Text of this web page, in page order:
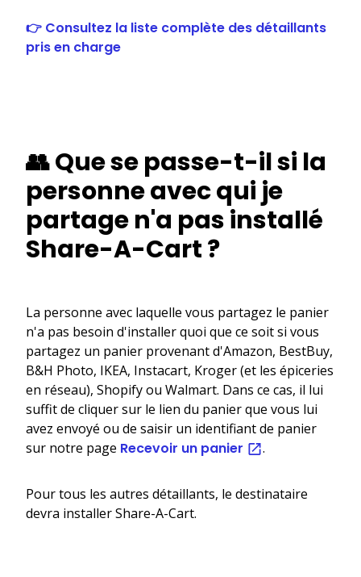
👉 Consultez la liste complète des détaillants
pris en charge
👥 Que se passe-t-il si la
personne avec qui je
partage n'a pas installé
Share-A-Cart ?
La personne avec laquelle vous partagez le panier
n'a pas besoin d'installer quoi que ce soit si vous
partagez un panier provenant d'Amazon, BestBuy,
B&H Photo, IKEA, Instacart, Kroger (et les épiceries
en réseau), Shopify ou Walmart. Dans ce cas, il lui
suffit de cliquer sur le lien du panier que vous lui
avez envoyé ou de saisir un identifiant de panier
sur notre page Recevoir un panier .
Pour tous les autres détaillants, le destinataire
devra installer Share-A-Cart.